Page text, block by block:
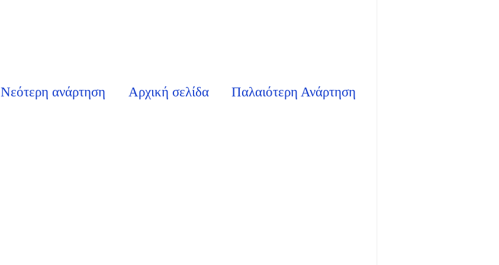
Νεότερη ανάρτηση Παλαιότερη Ανάρτηση
Αρχική σελίδα